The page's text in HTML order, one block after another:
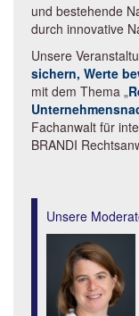
und bestehende
durch innovative
Unsere
sichern, Werte
mit dem Thema „
Fachanwalt für
BRANDI
Unsere